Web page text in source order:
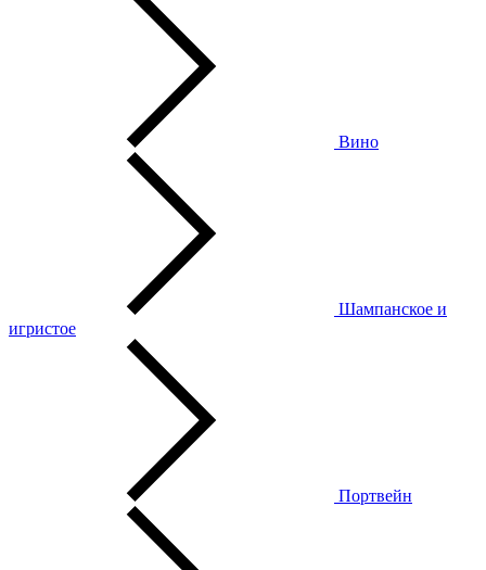
Вино
Шампанское и
игристое
Портвейн